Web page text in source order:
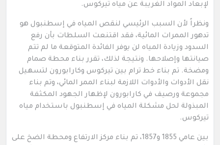
لإبعاد المواد الغريبة عن مياه تيركوس.
ونظراً لأن السبب الرئيسي لنقص المياه في إسطنبول هو
تدهور الممرات المائية، فقد اقتنعت السلطات بأن رفع
السدود وزيادة المياه لن يوفر الفائدة المتوقعة ما لم تتم
صيانتها وإصلاحها. ونتيجة لذلك، تقرر بناء محطة صمام
ومضخة. تم بناء خط ترام بين تيركوس وكارابورون لتسهيل
نقل الأدوات والأدوات اللازمة لبناء الممر المائي، وتم بناء
مجموعة ورصيف في كارابورون لإظهار الجهود المكثفة
المبذولة لحل مشكلة المياه في إسطنبول باستخدام مياه
تيركوس.
بين عامي 1855 و1857، تم بناء مركز الارتفاع ومحطة الضخ على